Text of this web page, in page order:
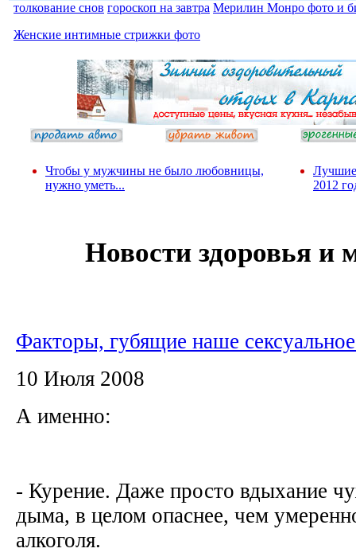
толкование снов гороскоп на завтра Мерилин Монро фото и
Женские интимные стрижки фото
Чтобы у мужчины не было любовницы,
нужно уметь...
Лучшие
2012
Новости здоровья и
Факторы, губящие наше
10 Июля 2008
А именно:
- Курение. Даже просто вдыхание
дыма, в целом опаснее, чем
алкоголя.